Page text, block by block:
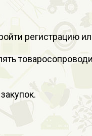
регистрацию